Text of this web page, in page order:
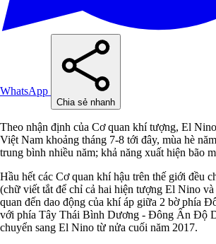
WhatsApp
Chia sẻ nhanh
Theo nhận định của Cơ quan khí tượng, El
Việt Nam khoảng tháng 7-8 tới đây, mùa hè
trung bình nhiều năm; khả năng xuất hiện bão
Hầu hết các Cơ quan khí hậu trên thế giới đều
(chữ viết tắt để chỉ cả hai hiện tượng El Nino
quan đến dao động của khí áp giữa 2 bờ phía
với phía Tây Thái Bình Dương - Đông Ấn Độ
chuyển sang El Nino từ nửa cuối năm 2017.